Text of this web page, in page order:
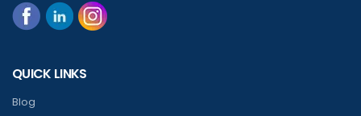
QUICK LINKS
Blog